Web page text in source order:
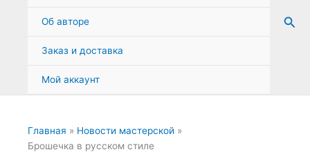
Об авторе
Заказ и доставка
Мой аккаунт
Главная
Новости мастерской
Брошечка в русском стиле